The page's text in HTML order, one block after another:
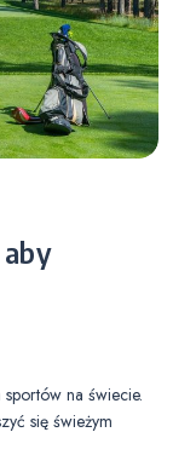
na świecie.
się świeżym